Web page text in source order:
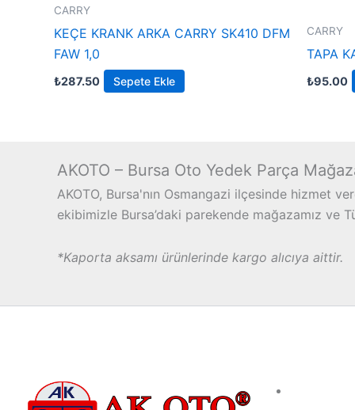
CARRY
KEÇE KRANK ARKA CARRY SK410 DFM
FAW 1,0
₺287.50 Sepete Ekle
CARRY
TAPA
₺95.00
AKOTO – Bursa Oto Yedek Parça
AKOTO, Bursa'nın Osmangazi ilçesinde hizmet
ekibimizle Bursa’daki parekende mağazamız ve
*Kaporta aksamı ürünlerinde kargo alıcıya aittir.